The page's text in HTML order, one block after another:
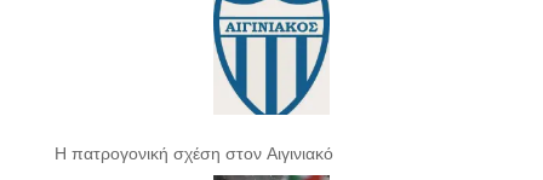
Η πατρογονική σχέση στον Αιγινιακό